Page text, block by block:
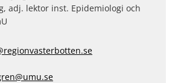
adj. lektor inst. Epidemiologi och